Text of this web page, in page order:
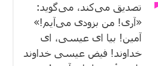
تصدیق می‌كند، می‌گوید:
«آری! من بزودی می‌آیم!»
آمین! بیا ای عیسی، ای
خداوند! فیض عیسی خداوند